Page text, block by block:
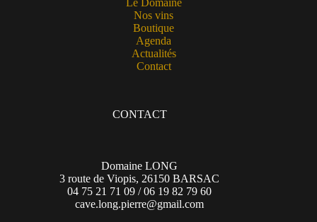
Nos vins
Boutique
Agenda
Actualités
Contact
CONTACT
Domaine LONG
3 route de Viopis, 26150 BARSAC
04 75 21 71 09 / 06 19 82 79 60
cave.long.pierre@gmail.com